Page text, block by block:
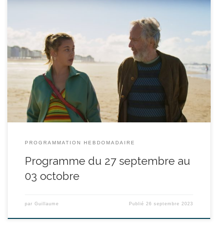
réalisé par Guillaume Nicloux - avec Fabrice Luchini, Mara
Taquin, Maud Wyler durée : 1h32’ Joseph apprend que son fils et
le compagnon de celui-ci viennent de périr dans un accident. Ils
attendaient un enfant via une mère porteuse en Belgique. Que va
devenir leur futur bébé ? Joseph en […]
PROGRAMMATION HEBDOMADAIRE
Programme du 27 septembre au
03 octobre
par Guillaume Publié 26 septembre 2023